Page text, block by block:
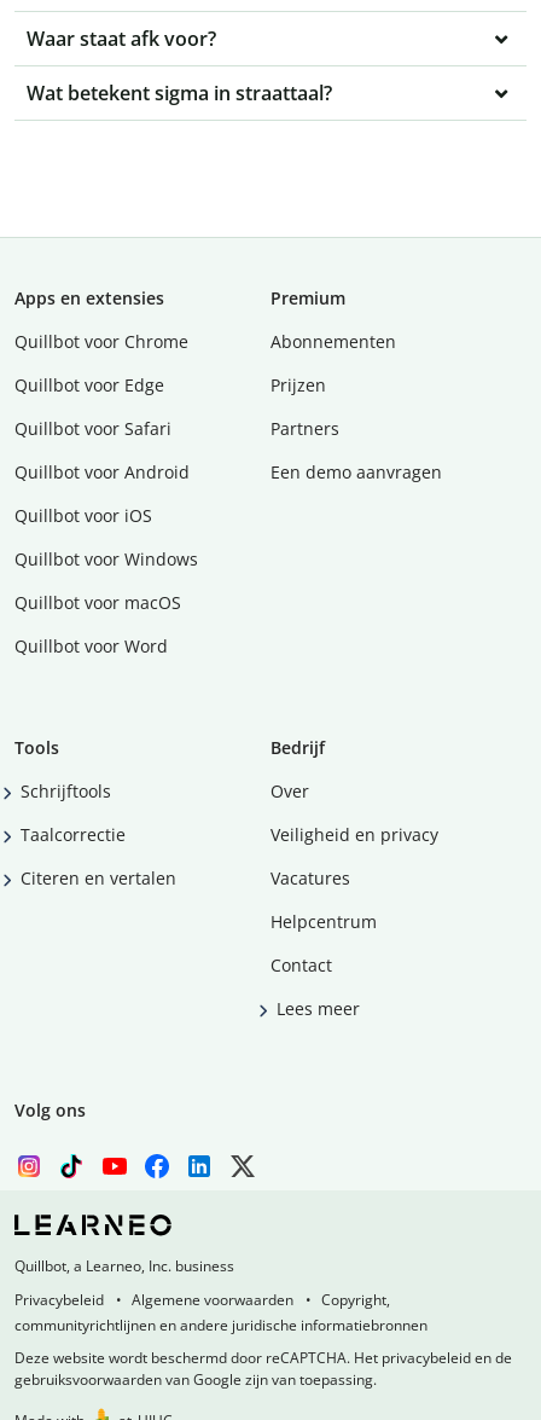
Waar staat afk voor?
Wat betekent sigma in straattaal?
Apps en extensies
Quillbot voor Chrome
Quillbot voor Edge
Quillbot voor Safari
Quillbot voor Android
Quillbot voor iOS
Quillbot voor Windows
Quillbot voor macOS
Quillbot voor Word
Premium
Abonnementen
Prijzen
Partners
Een demo aanvragen
Tools
Schrijftools
Taalcorrectie
Citeren en vertalen
Bedrijf
Over
Veiligheid en privacy
Vacatures
Helpcentrum
Contact
Lees meer
Volg ons
Quillbot, a Learneo, Inc. business
Privacybeleid
Algemene voorwaarden
Copyright,
communityrichtlijnen en andere juridische informatiebronnen
Deze website wordt beschermd door reCAPTCHA. Het privacybeleid en de
gebruiksvoorwaarden van Google zijn van toepassing.